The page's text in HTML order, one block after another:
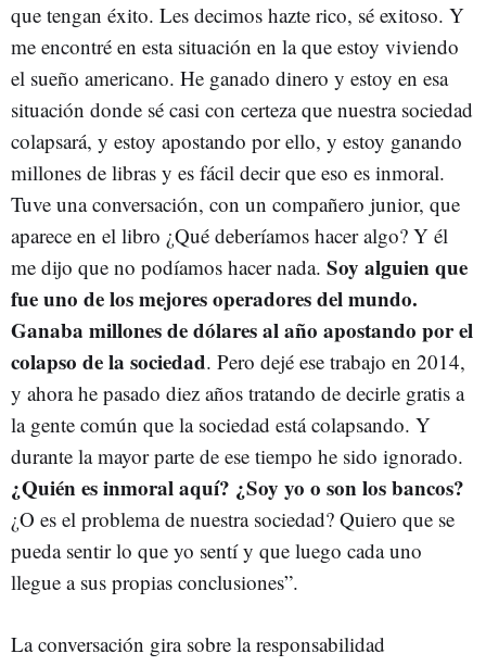
que tengan éxito. Les decimos hazte rico, sé exitoso. Y
me encontré en esta situación en la que estoy viviendo
el sueño americano. He ganado dinero y estoy en esa
situación donde sé casi con certeza que nuestra sociedad
colapsará, y estoy apostando por ello, y estoy ganando
millones de libras y es fácil decir que eso es inmoral.
Tuve una conversación, con un compañero junior, que
aparece en el libro ¿Qué deberíamos hacer algo? Y él
me dijo que no podíamos hacer nada. Soy alguien que
fue uno de los mejores operadores del mundo.
Ganaba millones de dólares al año apostando por el
colapso de la sociedad. Pero dejé ese trabajo en 2014,
y ahora he pasado diez años tratando de decirle gratis a
la gente común que la sociedad está colapsando. Y
durante la mayor parte de ese tiempo he sido ignorado.
¿Quién es inmoral aquí? ¿Soy yo o son los bancos?
¿O es el problema de nuestra sociedad? Quiero que se
pueda sentir lo que yo sentí y que luego cada uno
llegue a sus propias conclusiones”.
La conversación gira sobre la responsabilidad